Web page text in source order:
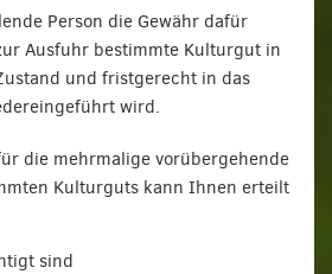
Person die Gewähr dafür
Ausfuhr bestimmte Kulturgut in
und fristgerecht in das
wird.
die mehrmalige vorübergehende
Kulturguts kann Ihnen erteilt
sind